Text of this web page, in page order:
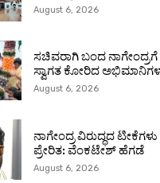
August 6, 2026
ಸಚಿವರಾಗಿ ಬಂದ ನಾಗೇಂದ್ರಗೆ
ಸ್ವಾಗತ ಕೋರಿದ
August 6, 2026
ನಾಗೇಂದ್ರ ವಿರುದ್ಧದ
ಪ್ರೇರಿತ: ವೆಂಕಟೇಶ್ ಹೆಗಡೆ
August 6, 2026